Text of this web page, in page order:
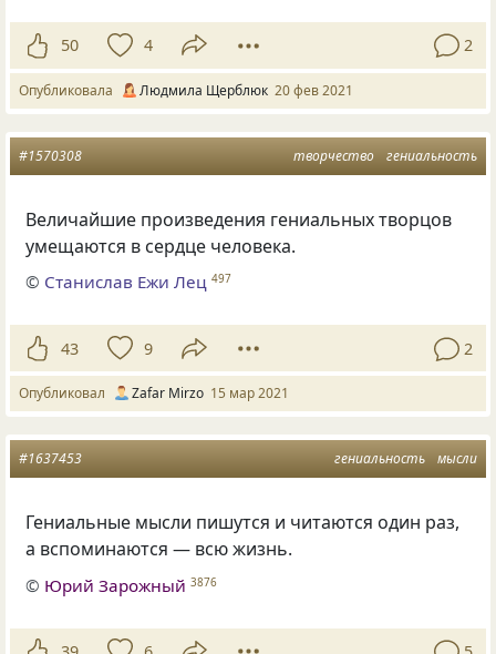
50 4 2
Опубликовала Людмила Щерблюк 20 фев 2021
творчество гениальность
#1570308
Величайшие произведения гениальных творцов
умещаются в сердце человека.
© Станислав Ежи Лец 497
43 9 2
Опубликовал Zafar Mirzo 15 мар 2021
гениальность мысли
#1637453
Гениальные мысли пишутся и читаются один раз,
а вспоминаются — всю жизнь.
© Юрий Зарожный 3876